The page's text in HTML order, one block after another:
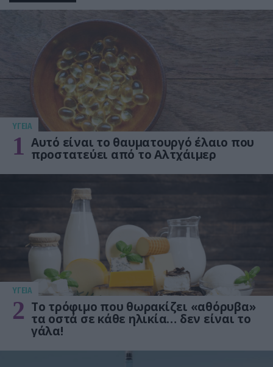
ΥΓΕΙΑ
1 Αυτό είναι το θαυματουργό έλαιο που
προστατεύει από το Αλτχάιμερ
ΥΓΕΙΑ
2 Το τρόφιμο που θωρακίζει «αθόρυβα»
τα οστά σε κάθε ηλικία… δεν είναι το
γάλα!